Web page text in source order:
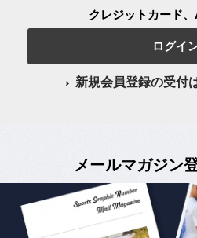
クレジットカード
ログイ
新規会員登録の受付
メールマガジン